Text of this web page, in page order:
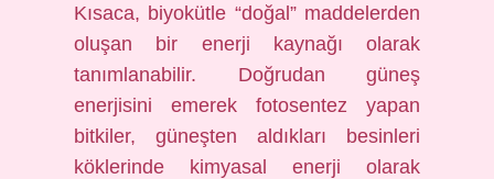
Kısaca, biyokütle “doğal” maddelerden
oluşan bir enerji kaynağı olarak
tanımlanabilir. Doğrudan güneş
enerjisini emerek fotosentez yapan
bitkiler, güneşten aldıkları besinleri
köklerinde kimyasal enerji olarak